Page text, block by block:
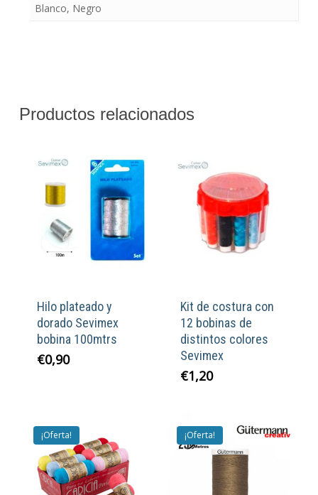
Blanco, Negro
Productos relacionados
Hilo plateado y
dorado Sevimex
bobina 100mtrs
€0,90
Kit de costura con
12 bobinas de
distintos colores
Sevimex
€1,20
¡Oferta! ¡Oferta!